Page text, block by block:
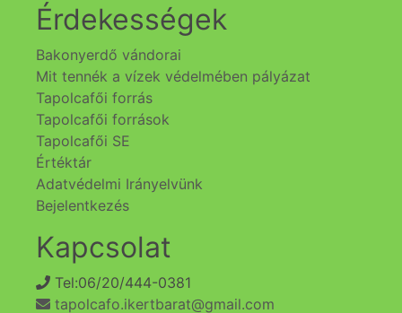
Érdekességek
Bakonyerdő vándorai
Mit tennék a vízek védelmében pályázat
Tapolcafői forrás
Tapolcafői források
Tapolcafői SE
Értéktár
Adatvédelmi Irányelvünk
Bejelentkezés
Kapcsolat
Tel:06/20/444-0381
tapolcafo.ikertbarat@gmail.com